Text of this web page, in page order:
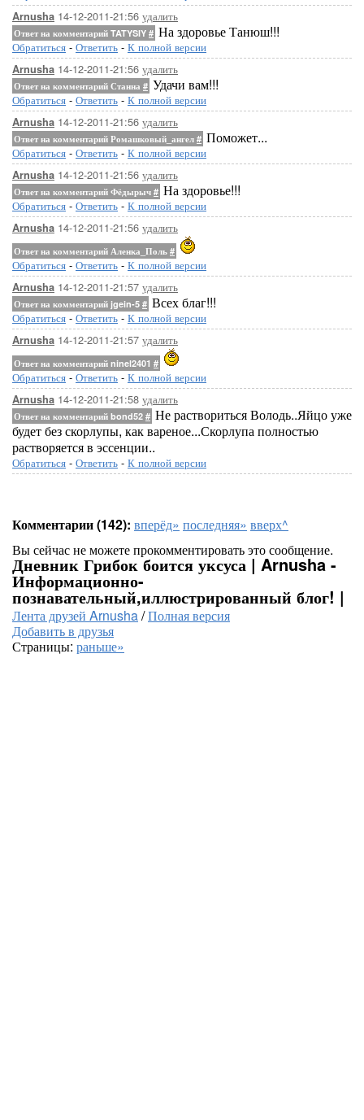
Arnusha 14-12-2011-21:56 удалить
Ответ на комментарий TATYSIY # На здоровье Танюш!!!
Обратиться - Ответить - К полной версии
Arnusha 14-12-2011-21:56 удалить
Ответ на комментарий Станна # Удачи вам!!!
Обратиться - Ответить - К полной версии
Arnusha 14-12-2011-21:56 удалить
Ответ на комментарий Ромашковый_ангел # Поможет...
Обратиться - Ответить - К полной версии
Arnusha 14-12-2011-21:56 удалить
Ответ на комментарий Фёдырыч # На здоровье!!!
Обратиться - Ответить - К полной версии
Arnusha 14-12-2011-21:56 удалить
Ответ на комментарий Аленка_Поль #
Обратиться - Ответить - К полной версии
Arnusha 14-12-2011-21:57 удалить
Ответ на комментарий jgein-5 # Всех благ!!!
Обратиться - Ответить - К полной версии
Arnusha 14-12-2011-21:57 удалить
Ответ на комментарий ninel2401 #
Обратиться - Ответить - К полной версии
Arnusha 14-12-2011-21:58 удалить
Ответ на комментарий bond52 # Не раствориться Володь..Яйцо уже
будет без скорлупы, как вареное...Скорлупа полностью
растворяется в эссенции..
Обратиться - Ответить - К полной версии
Комментарии (142): вперёд» последняя» вверх^
Вы сейчас не можете прокомментировать это сообщение.
Дневник Грибок боится уксуса | Arnusha -
Информационно-
познавательный,иллюстрированный блог! |
Лента друзей Arnusha/Полная версия
Добавить в друзья
Страницы: раньше»